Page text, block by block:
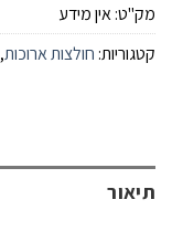
מק"ט:אין מידע
קטגוריות: חולצות ארוכות,
תיאור